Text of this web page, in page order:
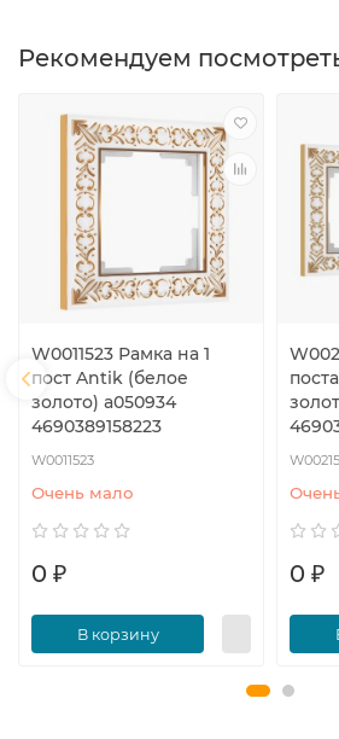
Рекомендуем
W0011523 Рамка на 1
пост Antik (белое
золото) a050934
4690389158223
W0011523
Очень мало
0 ₽
В корзину
0 ₽